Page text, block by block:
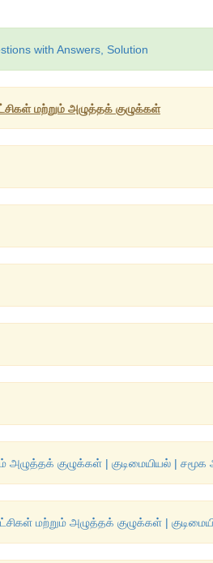
with Answers, Solution
மற்றும் அழுத்தக் குழுக்கள்
குழுக்கள் | குடிமையியல் | சமூக
மற்றும் அழுத்தக் குழுக்கள் |